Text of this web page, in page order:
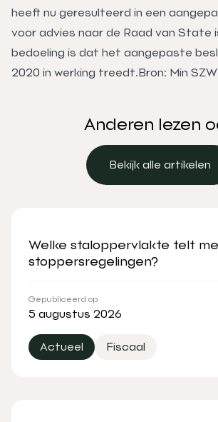
heeft nu geresulteerd in een
voor advies naar de Raad van State
bedoeling is dat het aangepaste
2020 in werking treedt.Bron: Min
Anderen lezen
Bekijk alle artikelen
Welke staloppervlakte telt
stoppersregelingen?
Gepubliceerd op
5 augustus 2026
Actueel Fiscaal